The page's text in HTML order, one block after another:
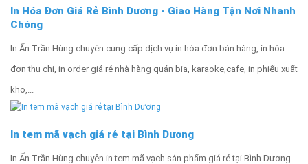
In Hóa Đơn Giá Rẻ Bình Dương - Giao Hàng Tận Nơi Nhanh
Chóng
In Ấn Trần Hùng chuyên cung cấp dịch vụ in hóa đơn bán hàng, in hóa
đơn thu chi, in order giá rẻ nhà hàng quán bia, karaoke,cafe, in phiếu xuất
kho,...
In tem mã vạch giá rẻ tại Bình Dương
In Ấn Trần Hùng chuyên in tem mã vạch sản phẩm giá rẻ tại Bình Dương.